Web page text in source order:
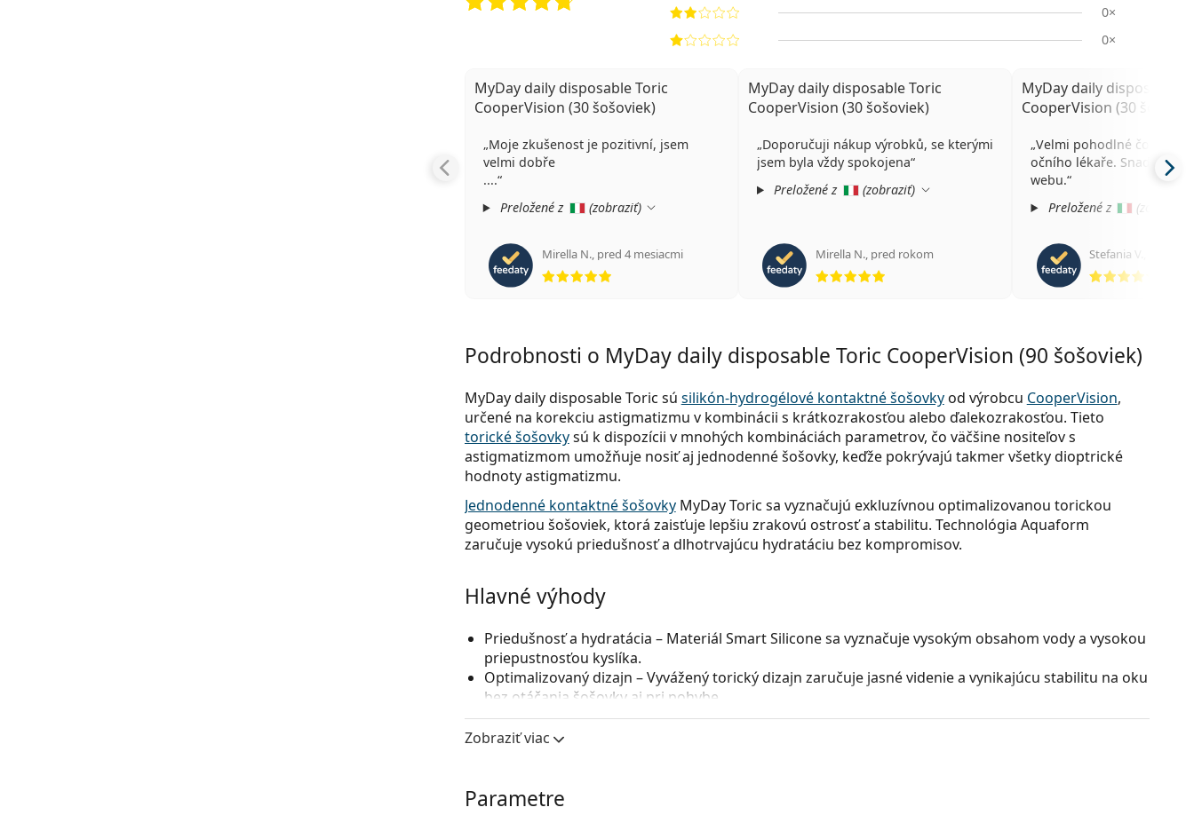
0×
0×
MyDay daily disposable Toric
CooperVision (30 šošoviek)
Moje zkušenost je pozitivní, jsem
velmi dobře
....
Preložené z
(zobraziť)
Mirella N., pred 4 mesiacmi
MyDay daily disposable Toric
CooperVision (30 šošoviek)
Doporučuji nákup výrobků, se kterými
jsem byla vždy spokojena
Preložené z
(zobraziť)
Mirella N., pred rokom
MyDay daily disposable
CooperVision (30
Velmi pohodlné čočky.
očního lékaře. Snadné
webu.
Preložené z
(zobraziť
Stefania V.
Podrobnosti o MyDay daily disposable Toric CooperVision (90 šošoviek)
MyDay daily disposable Toric sú silikón-hydrogélové kontaktné šošovkyod výrobcu CooperVision,
určené na korekciu astigmatizmu v kombinácii s krátkozrakosťou alebo ďalekozrakosťou. Tieto
torické šošovkysú k dispozícii v mnohých kombináciách parametrov, čo väčšine nositeľov s
astigmatizmom umožňuje nosiť aj jednodenné šošovky, keďže pokrývajú takmer všetky dioptrické
hodnoty astigmatizmu.
Jednodenné kontaktné šošovkyMyDay Toric sa vyznačujú exkluzívnou optimalizovanou torickou
geometriou šošoviek, ktorá zaisťuje lepšiu zrakovú ostrosť a stabilitu. Technológia Aquaform
zaručuje vysokú priedušnosť a dlhotrvajúcu hydratáciu bez kompromisov.
Hlavné výhody
Priedušnosť a hydratácia – Materiál Smart Silicone sa vyznačuje vysokým obsahom vody a vysokou
priepustnosťou kyslíka.
Optimalizovaný dizajn – Vyvážený torický dizajn zaručuje jasné videnie a vynikajúcu stabilitu na oku
bez otáčania šošovky aj pri pohybe.
Dlhotrvajúci komfort– Aj po niekoľkých hodinách nosenia sú kontaktné šošovky pohodlné vďaka
zaobleným okrajom, ktoré sú inšpirované prirodzeným tvarom oka.
Zobraziť viac
Parametre